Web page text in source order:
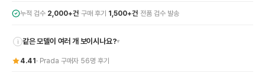
누적 검수 2,000+건·구매 후기 1,500+건· 전품 검수 발송
i 같은 모델이 여러 개 보이시나요?▾
4.41 · Prada 구매자 56명 후기